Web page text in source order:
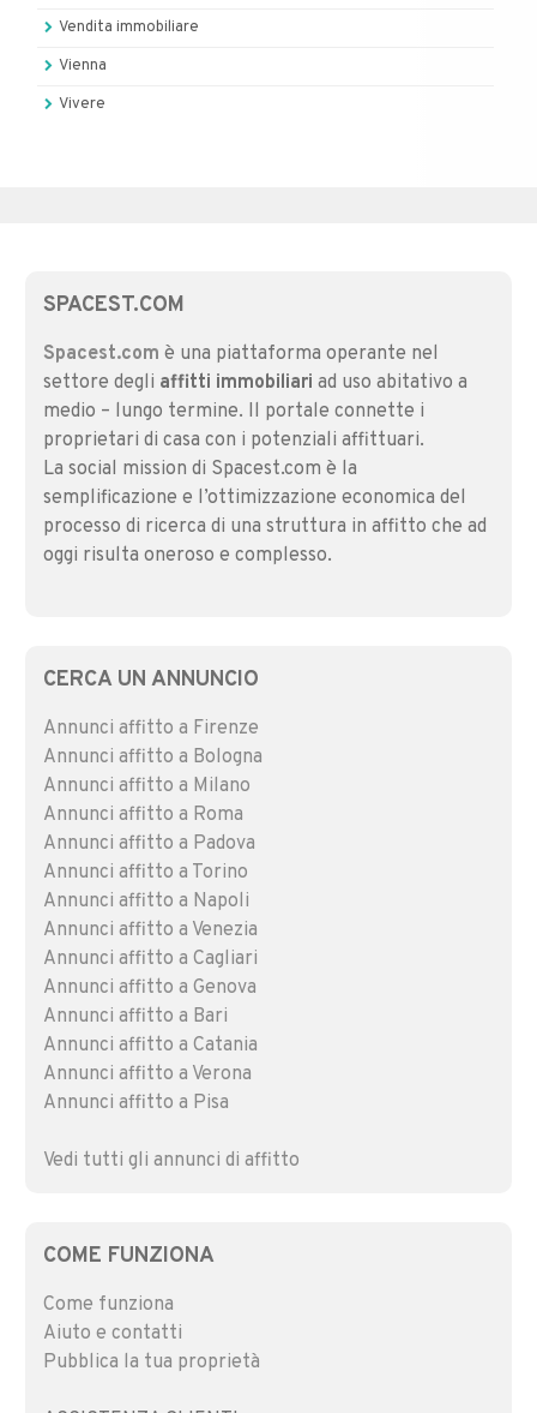
Vendita immobiliare
Vienna
Vivere
SPACEST.COM
Spacest.com è una piattaforma operante nel
settore degli affitti immobiliari ad uso abitativo a
medio – lungo termine. Il portale connette i
proprietari di casa con i potenziali affittuari.
La social mission di Spacest.com è la
semplificazione e l’ottimizzazione economica del
processo di ricerca di una struttura in affitto che ad
oggi risulta oneroso e complesso.
CERCA UN ANNUNCIO
Annunci affitto a Firenze
Annunci affitto a Bologna
Annunci affitto a Milano
Annunci affitto a Roma
Annunci affitto a Padova
Annunci affitto a Torino
Annunci affitto a Napoli
Annunci affitto a Venezia
Annunci affitto a Cagliari
Annunci affitto a Genova
Annunci affitto a Bari
Annunci affitto a Catania
Annunci affitto a Verona
Annunci affitto a Pisa
Vedi tutti gli annunci di affitto
COME FUNZIONA
Come funziona
Aiuto e contatti
Pubblica la tua proprietà